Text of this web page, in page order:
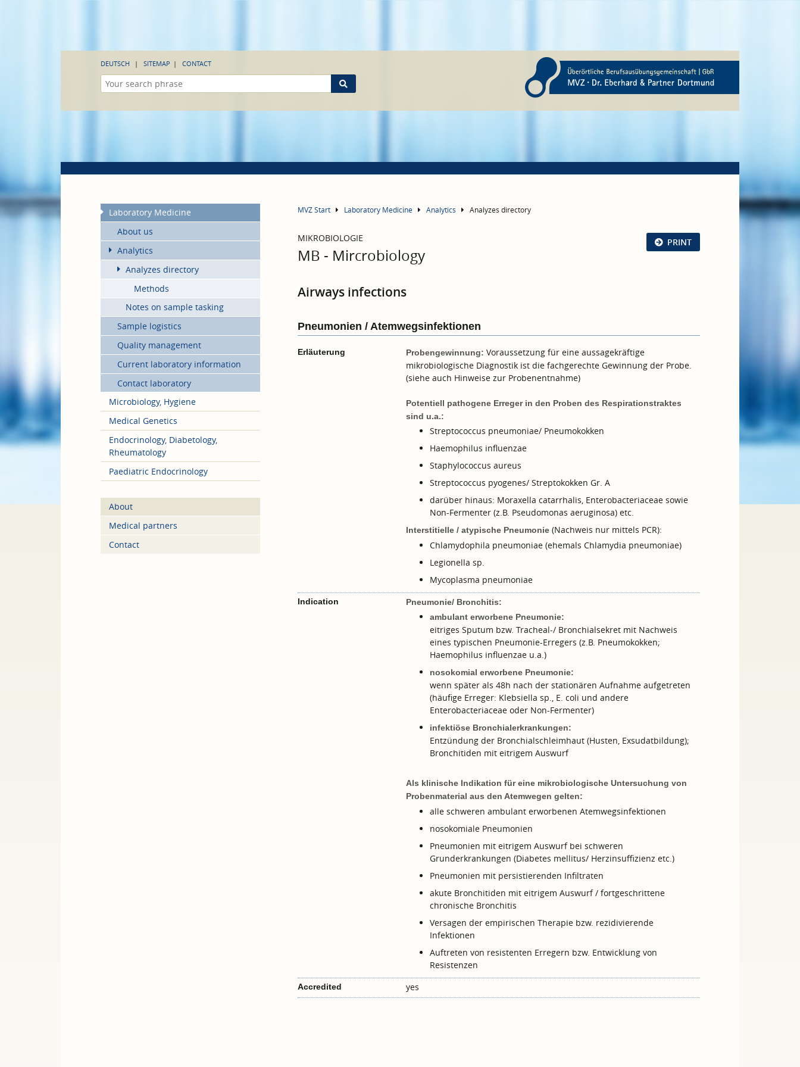
DEUTSCH SITEMAP CONTACT
Laboratory Medicine
About us
Analytics
Analyzes directory
Methods
Notes on sample tasking
Sample logistics
Quality management
Current laboratory information
Contact laboratory
Microbiology, Hygiene
Medical Genetics
Endocrinology, Diabetology,
Rheumatology
Paediatric Endocrinology
About
Medical partners
Contact
MVZ Start Laboratory Medicine Analytics Analyzes directory
PRINT
MIKROBIOLOGIE
MB - Mircrobiology
Airways infections
Pneumonien / Atemwegsinfektionen
Erläuterung Probengewinnung: Voraussetzung für eine aussagekräftige
mikrobiologische Diagnostik ist die fachgerechte Gewinnung der Probe.
(siehe auch Hinweise zur Probenentnahme)
Potentiell pathogene Erreger in den Proben des Respirationstraktes
sind u.a.:
Streptococcus pneumoniae/ Pneumokokken
Haemophilus influenzae
Staphylococcus aureus
Streptococcus pyogenes/ Streptokokken Gr. A
darüber hinaus: Moraxella catarrhalis, Enterobacteriaceae sowie
Non-Fermenter (z.B. Pseudomonas aeruginosa) etc.
Interstitielle / atypische Pneumonie(Nachweis nur mittels PCR):
Chlamydophila pneumoniae (ehemals Chlamydia pneumoniae)
Legionella sp.
Mycoplasma pneumoniae
Indication
Pneumonie/ Bronchitis:
ambulant erworbene Pneumonie:
eitriges Sputum bzw. Tracheal-/ Bronchialsekret mit Nachweis
eines typischen Pneumonie-Erregers (z.B. Pneumokokken;
Haemophilus influenzae u.a.)
nosokomial erworbene Pneumonie:
wenn später als 48h nach der stationären Aufnahme aufgetreten
(häufige Erreger: Klebsiella sp., E. coli und andere
Enterobacteriaceae oder Non-Fermenter)
infektiöse Bronchialerkrankungen:
Entzündung der Bronchialschleimhaut (Husten, Exsudatbildung);
Bronchitiden mit eitrigem Auswurf
Als klinische Indikation für eine mikrobiologische Untersuchung von
Probenmaterial aus den Atemwegen gelten:
alle schweren ambulant erworbenen Atemwegsinfektionen
nosokomiale Pneumonien
Pneumonien mit eitrigem Auswurf bei schweren
Grunderkrankungen (Diabetes mellitus/ Herzinsuffizienz etc.)
Pneumonien mit persistierenden Infiltraten
akute Bronchitiden mit eitrigem Auswurf / fortgeschrittene
chronische Bronchitis
Versagen der empirischen Therapie bzw. rezidivierende
Infektionen
Auftreten von resistenten Erregern bzw. Entwicklung von
Resistenzen
Accredited yes